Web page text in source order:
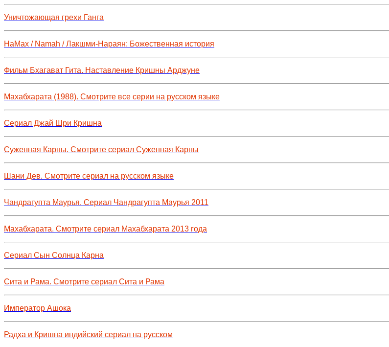
Уничтожающая грехи Ганга
НаМах / Namah / Лакшми-Нараян: Божественная история
Фильм Бхагават Гита. Наставление Кришны Арджуне
Махабхарата (1988). Смотрите все серии на русском языке
Сериал Джай Шри Кришна
Суженная Карны. Смотрите сериал Суженная Карны
Шани Дев. Смотрите сериал на русском языке
Чандрагупта Маурья. Сериал Чандрагупта Маурья 2011
Махабхарата. Смотрите сериал Махабхарата 2013 года
Сериал Сын Солнца Карна
Сита и Рама. Смотрите сериал Сита и Рама
Император Ашока
Радха и Кришна индийский сериал на русском